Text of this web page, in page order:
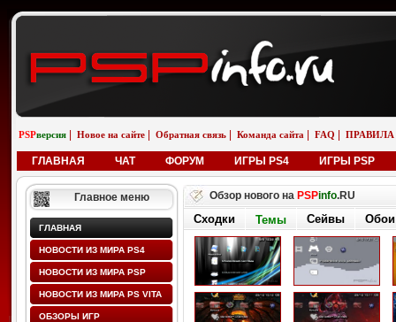
PSPверсия Новое на сайте Обратная связь Команда сайта FAQ ПРАВИЛА
ГЛАВНАЯ ЧАТ ФОРУМ ИГРЫ PS4 ИГРЫ PSP
Главное меню
ГЛАВНАЯ
НОВОСТИ ИЗ МИРА PS4
НОВОСТИ ИЗ МИРА PSP
НОВОСТИ ИЗ МИРА PS VITA
ОБЗОРЫ ИГР
Обзор нового на PSPinfo.RU
Сходки Темы Сейвы Обои